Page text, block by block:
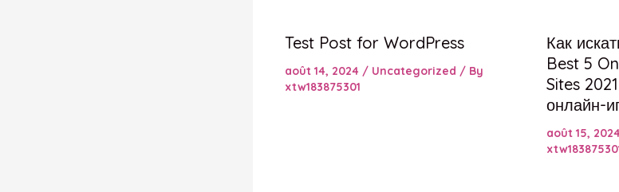
Test Post for WordPress
août 14, 2024 / Uncategorized / By
xtw183875301
Как
Best 5
Sites
онлайн-
août 15,